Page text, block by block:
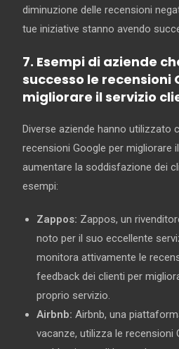
diminuzione delle recensioni
tue iniziative stanno avendo
7. Esempi di aziende
successo le recensioni
migliorare il servizio
Diverse aziende hanno utilizzato
recensioni Google per migliorare
aumentare la soddisfazione dei
esempi:
Zappos: Zappos, un
noto per il suo eccellente
monitora attivamente le
feedback dei clienti per
proprio servizio.
Airbnb: Airbnb, una
vacanze, utilizza le recensioni